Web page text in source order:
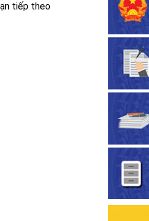
tiếp theo